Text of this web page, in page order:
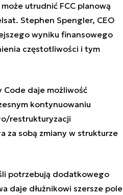
utrudnić FCC planową
Stephen Spengler, CEO
wyniku finansowego
częstotliwości i tym
Code daje możliwość
kontynuowaniu
restrukturyzacji
za sobą zmiany w strukturze
potrzebują dodatkowego
daje dłużnikowi szersze pole